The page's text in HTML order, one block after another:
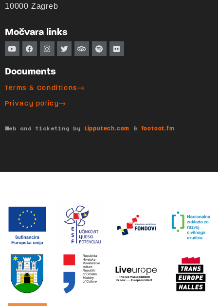
10000 Zagreb
Močvara links
Documents
Terms & Conditions
Privacy policy
Web and ticketing by Lipputech.com & Tootoot.fm